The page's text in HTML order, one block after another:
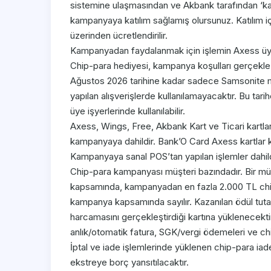
sistemine ulaşmasından ve Akbank tarafından
kampanyaya katılım sağlamış olursunuz.
üzerinden ücretlendirilir.
Kampanyadan faydalanmak için işlemin Axess
Chip-para hediyesi, kampanya koşulları
Ağustos 2026 tarihine kadar sadece Samsonite
yapılan alışverişlerde kullanılamayacaktır. Bu
üye işyerlerinde kullanılabilir.
Axess, Wings, Free, Akbank Kart ve Ticari
kampanyaya dahildir. Bank’O Card Axess
Kampanyaya sanal POS’tan yapılan işlemler
Chip-para kampanyası müşteri bazındadır. Bir
kapsamında, kampanyadan en fazla 2.000 TL
kampanya kapsamında sayılır. Kazanılan ödül
harcamasını gerçekleştirdiği kartına
anlık/otomatik fatura, SGK/vergi ödemeleri ve
İptal ve iade işlemlerinde yüklenen chip-para iade
ekstreye borç yansıtılacaktır.